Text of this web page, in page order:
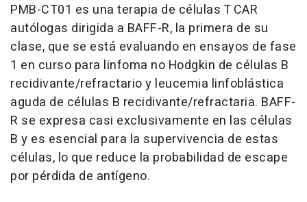
PMB-CT01 es una terapia de células T CAR
autólogas dirigida a BAFF-R, la primera de su
clase, que se está evaluando en ensayos de fase
1 en curso para linfoma no Hodgkin de células B
recidivante/refractario y leucemia linfoblástica
aguda de células B recidivante/refractaria. BAFF-
R se expresa casi exclusivamente en las células
B y es esencial para la supervivencia de estas
células, lo que reduce la probabilidad de escape
por pérdida de antígeno.